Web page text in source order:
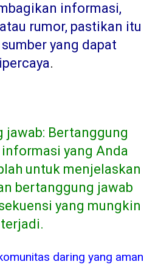
informasi,
rumor, pastikan itu
yang dapat
.
jawab: Bertanggung
yang Anda
untuk menjelaskan
bertanggung jawab
yang mungkin
terjadi.
daring yang aman